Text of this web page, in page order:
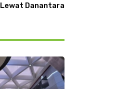
Lewat Danantara